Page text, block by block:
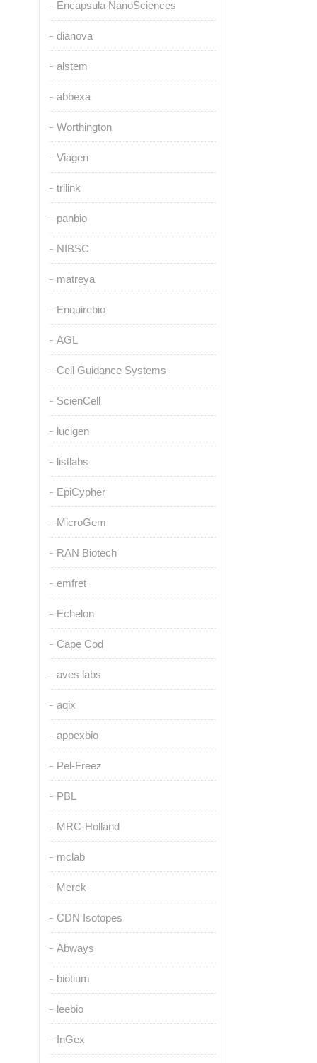
Encapsula NanoSciences
dianova
alstem
abbexa
Worthington
Viagen
trilink
panbio
NIBSC
matreya
Enquirebio
AGL
Cell Guidance Systems
ScienCell
lucigen
listlabs
EpiCypher
MicroGem
RAN Biotech
emfret
Echelon
Cape Cod
aves labs
aqix
appexbio
Pel-Freez
PBL
MRC-Holland
mclab
Merck
CDN Isotopes
Abways
biotium
leebio
InGex